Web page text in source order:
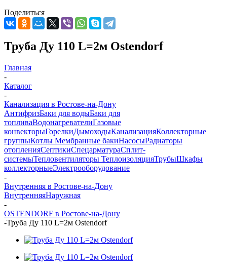
Поделиться
Труба Ду 110 L=2м Ostendorf
Главная
-
Каталог
-
Канализация в Ростове-на-Дону
АнтифризБаки для водыБаки для
топливаВодонагревателиГазовые
конвекторыГорелкиДымоходыКанализацияКоллекторные
группыКотлы Мембранные бакиНасосыРадиаторы
отопленияСептикиСпецарматураСплит-
системыТепловентиляторы ТеплоизоляцияТрубыШкафы
коллекторныеЭлектрооборудование
-
Внутренняя в Ростове-на-Дону
ВнутренняяНаружная
-
OSTENDORF в Ростове-на-Дону
-Труба Ду 110 L=2м Ostendorf